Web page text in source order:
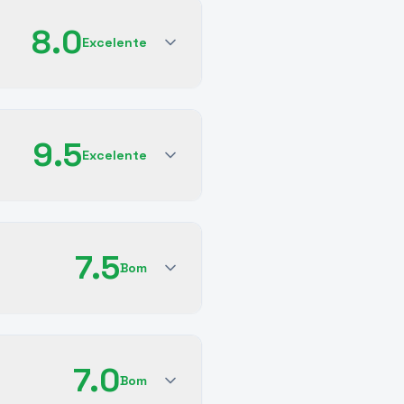
8.0Excelente
9.5Excelente
7.5Bom
7.0Bom